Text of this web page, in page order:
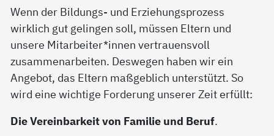
Wenn der Bildungs- und Erziehungsprozess
wirklich gut gelingen soll, müssen Eltern und
unsere Mitarbeiter*innen vertrauensvoll
zusammenarbeiten. Deswegen haben wir ein
Angebot, das Eltern maßgeblich unterstützt. So
wird eine wichtige Forderung unserer Zeit erfüllt:
Die Vereinbarkeit von Familie und Beruf.